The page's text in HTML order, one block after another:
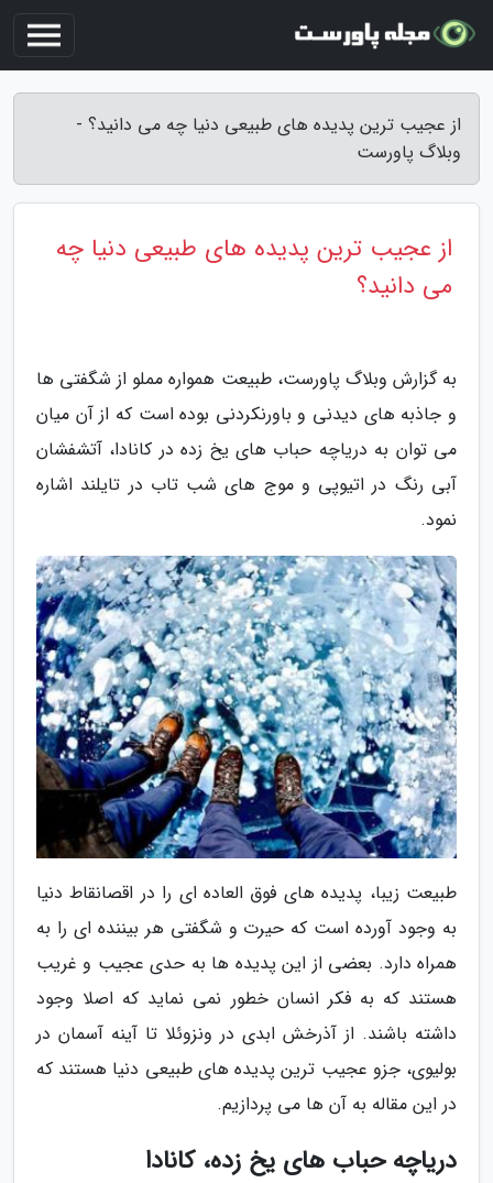
از عجیب ترین پدیده های طبیعی دنیا چه می دانید؟ -
وبلاگ پاورست
از عجیب ترین پدیده های طبیعی دنیا چه
می دانید؟
به گزارش وبلاگ پاورست، طبیعت همواره مملو از شگفتی ها
و جاذبه های دیدنی و باورنکردنی بوده است که از آن میان
می توان به دریاچه حباب های یخ زده در کانادا، آتشفشان
آبی رنگ در اتیوپی و موج های شب تاب در تایلند اشاره
نمود.
طبیعت زیبا، پدیده های فوق العاده ای را در اقصانقاط دنیا
به وجود آورده است که حیرت و شگفتی هر بیننده ای را به
همراه دارد. بعضی از این پدیده ها به حدی عجیب و غریب
هستند که به فکر انسان خطور نمی نماید که اصلا وجود
داشته باشند. از آذرخش ابدی در ونزوئلا تا آینه آسمان در
بولیوی، جزو عجیب ترین پدیده های طبیعی دنیا هستند که
در این مقاله به آن ها می پردازیم.
دریاچه حباب های یخ زده، کانادا